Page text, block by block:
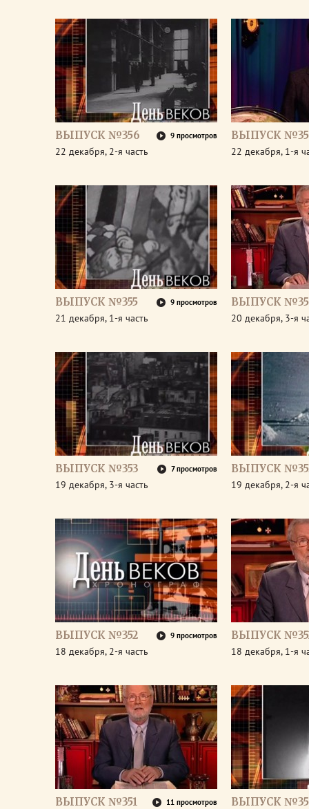
ВЫПУСК №356 9 просмотров
22 декабря, 2-я часть
ВЫПУСК
22 декабря, 1-я
ВЫПУСК №355 9 просмотров
21 декабря, 1-я часть
ВЫПУСК
20 декабря, 3-я
ВЫПУСК №353 7 просмотров
19 декабря, 3-я часть
ВЫПУСК
19 декабря, 2-я
ВЫПУСК №352 9 просмотров
18 декабря, 2-я часть
ВЫПУСК
18 декабря, 1-я
ВЫПУСК №351 11 просмотров ВЫПУСК